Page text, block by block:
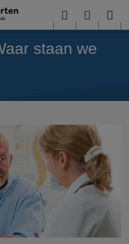
gaan
Menu User
menu
staan we